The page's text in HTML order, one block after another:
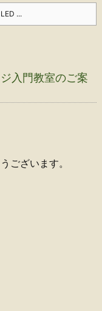
...
入門教室のご案
ございます。